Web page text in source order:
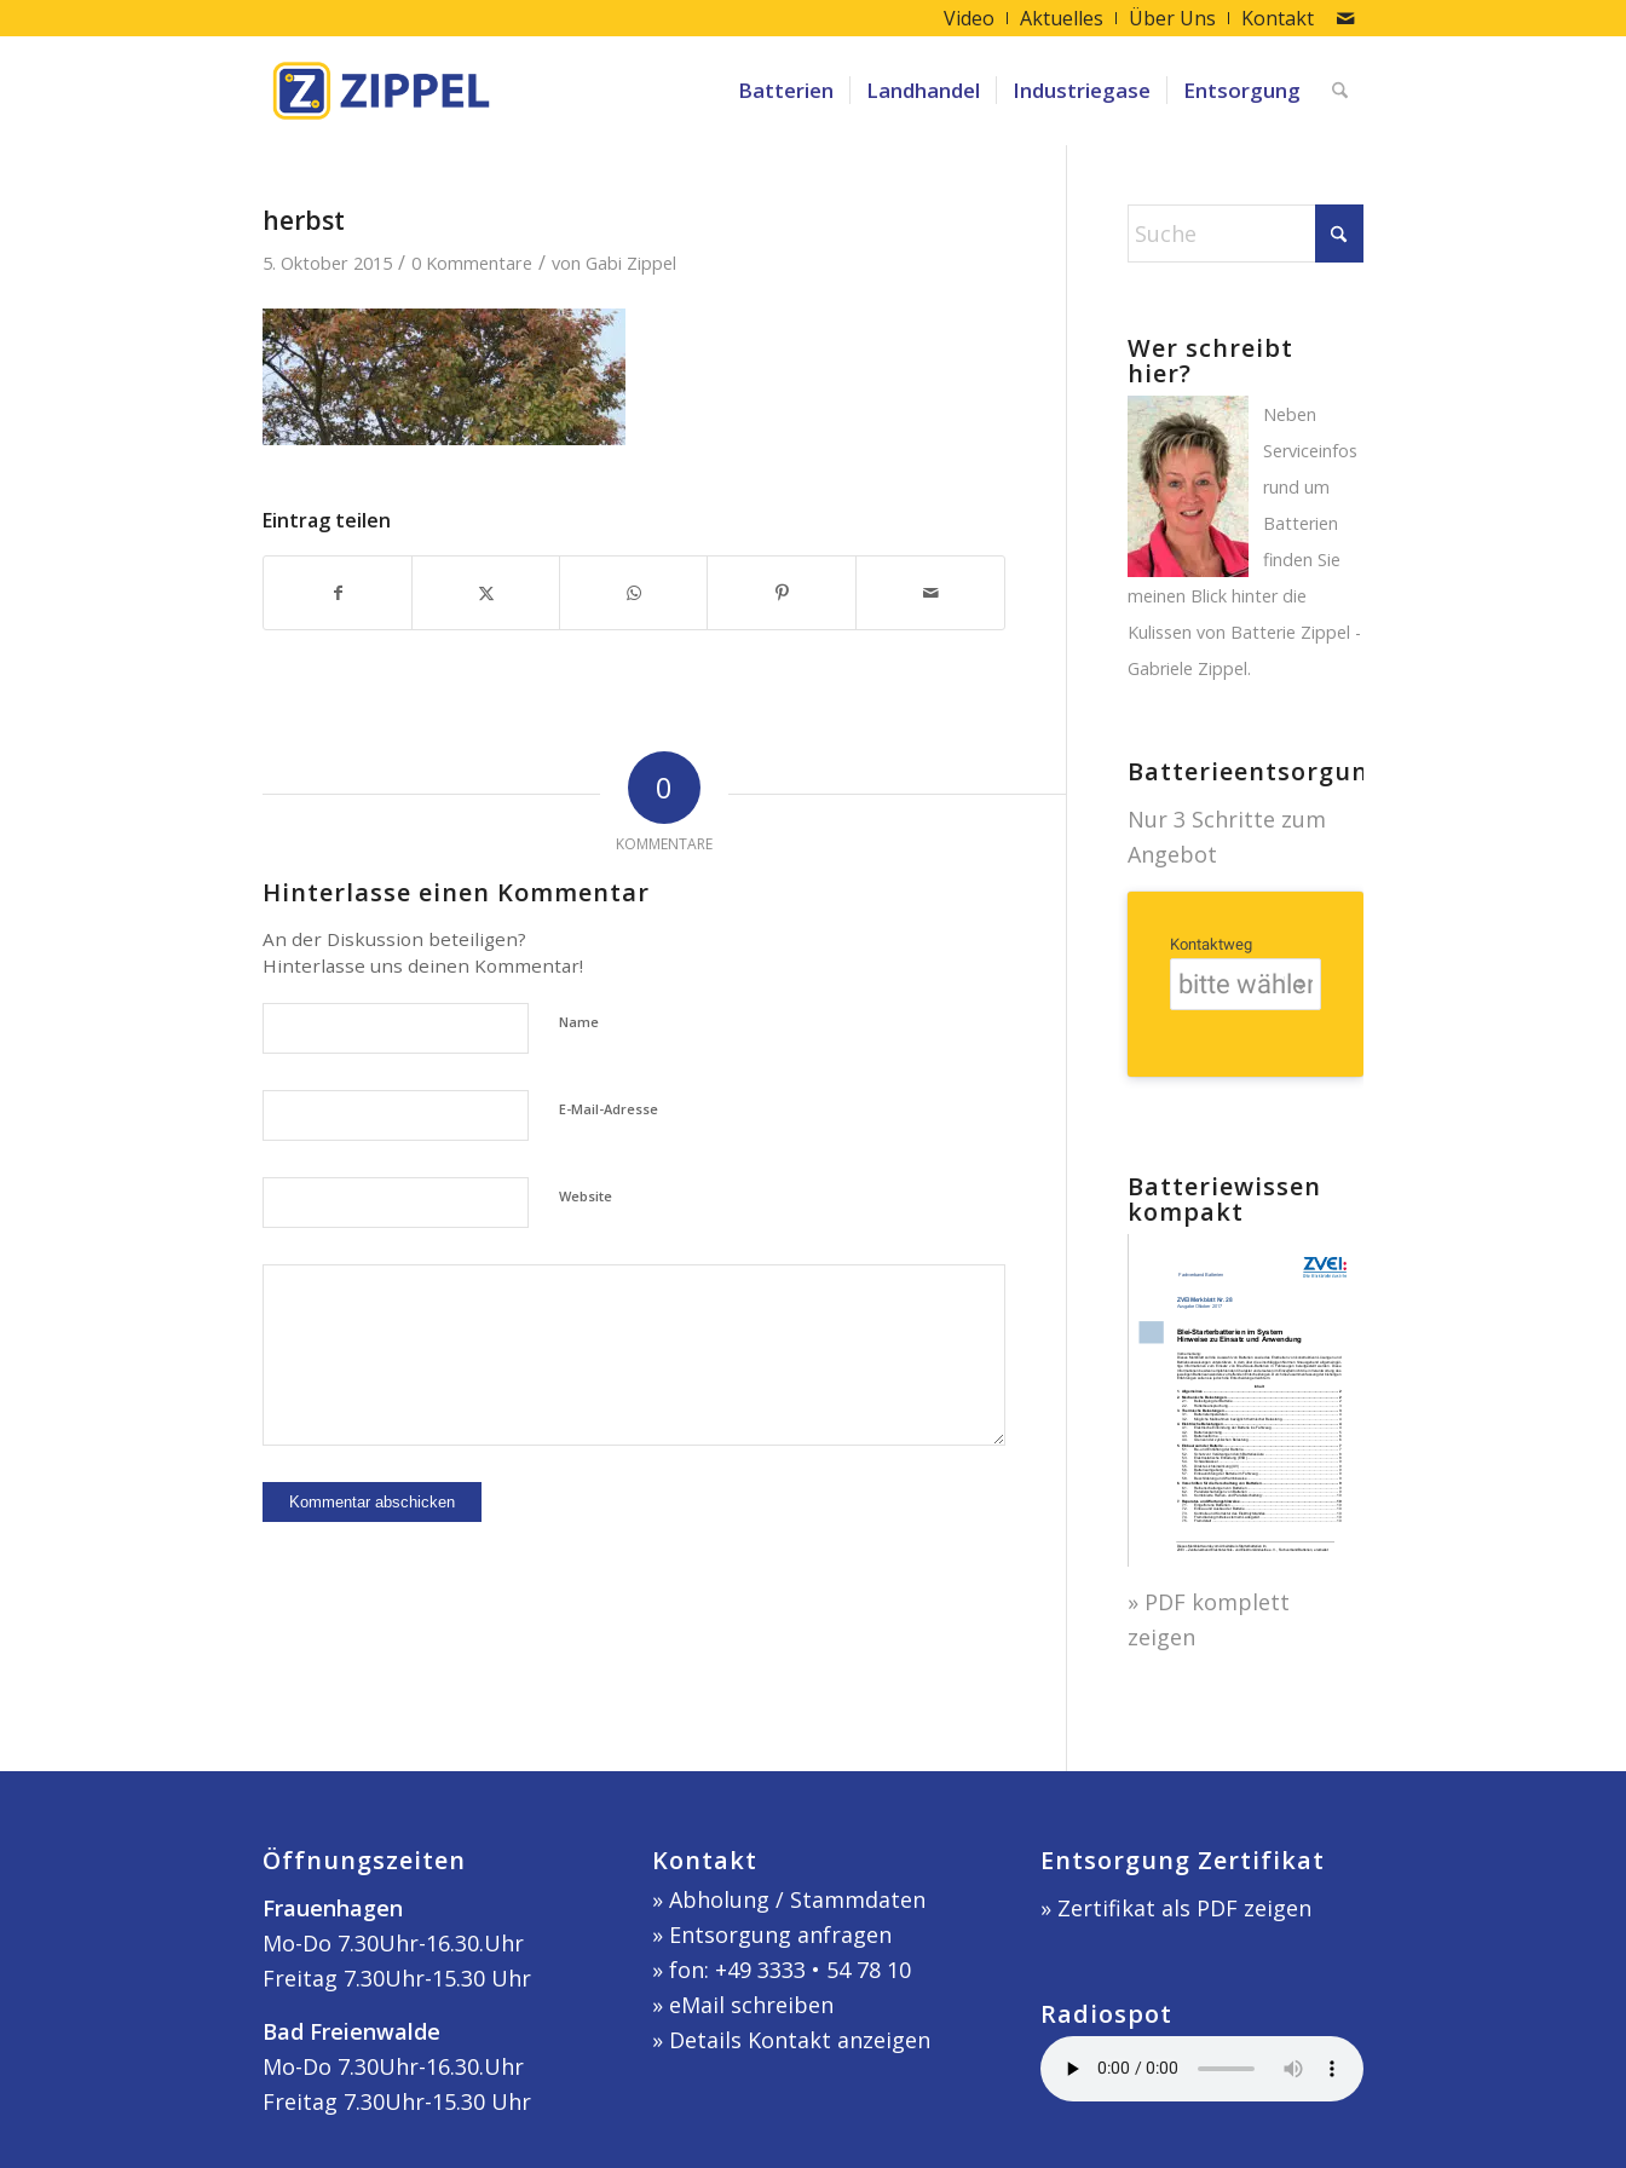
Video Aktuelles Über Uns Kontakt
Batterien Landhandel Industriegase Entsorgung
herbst
5. Oktober 2015 / 0 Kommentare / von Gabi Zippel
Eintrag teilen
0
KOMMENTARE
Hinterlasse einen Kommentar
An der Diskussion beteiligen?
Hinterlasse uns deinen Kommentar!
Name
E-Mail-Adresse
Website
Wer schreibt
hier?
Neben
Serviceinfos
rund um
Batterien
finden Sie
meinen Blick hinter die
Kulissen von Batterie Zippel -
Gabriele Zippel.
Batterieentsorgung
Nur 3 Schritte zum
Angebot
Kontaktweg
Batteriewissen
kompakt
» PDF komplett
zeigen
Öffnungszeiten
Frauenhagen
Mo-Do 7.30Uhr-16.30.Uhr
Freitag 7.30Uhr-15.30 Uhr
Bad Freienwalde
Mo-Do 7.30Uhr-16.30.Uhr
Freitag 7.30Uhr-15.30 Uhr
Kontakt
» Abholung / Stammdaten
» Entsorgung anfragen
» fon: +49 3333 • 54 78 10
» eMail schreiben
» Details Kontakt anzeigen
Entsorgung Zertifikat
» Zertifikat als PDF zeigen
Radiospot